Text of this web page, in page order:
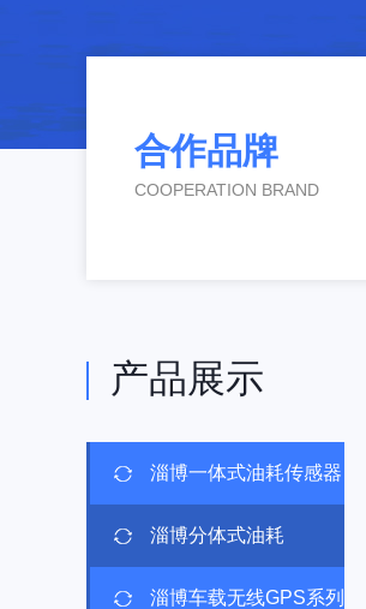
合作品牌
COOPERATION BRAND
产品展示
淄博一体式油耗传感器
淄博分体式油耗
淄博车载无线GPS系列